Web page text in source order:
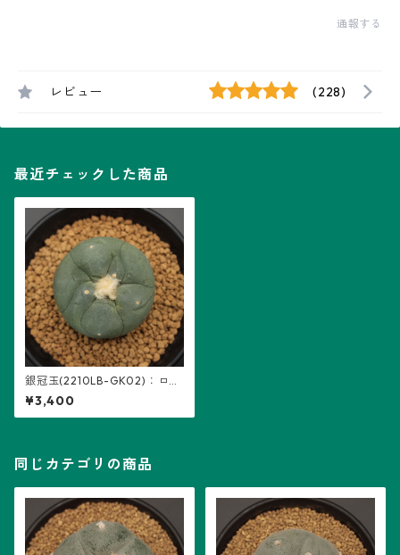
通報する
レビュー (228)
最近チェックした商品
銀冠玉(2210LB-GK02)：ロフ
ォフォラ属 ※実生
¥3,400
同じカテゴリの商品